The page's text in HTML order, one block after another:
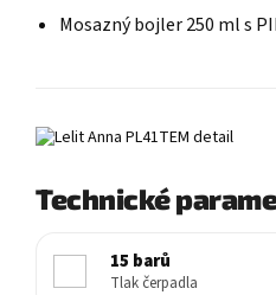
Mosazný bojler 250 ml s
Technické
15 barů
Tlak čerpadla